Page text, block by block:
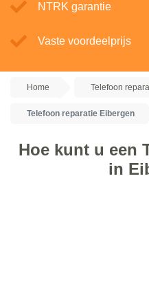
NTRK garantie
Vaste voordeelprijs
Home Telefoon
Telefoon reparatie Eibergen
Hoe kunt u een
in